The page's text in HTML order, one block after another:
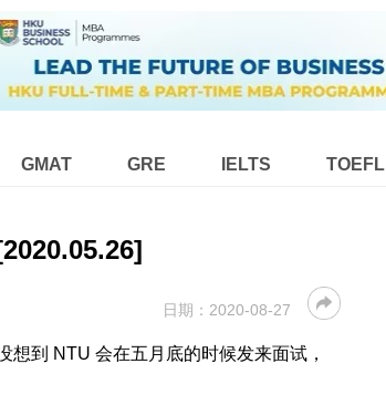
GMAT GRE IELTS TOEFL
日期： 2020-08-27
到 NTU 会在五月底的时候发来面试，